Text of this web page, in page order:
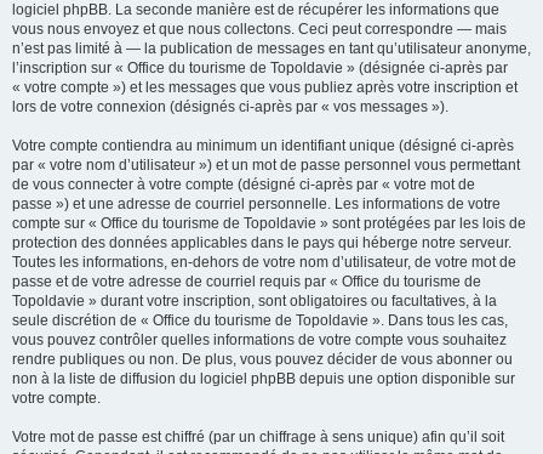
logiciel phpBB. La seconde manière est de récupérer les informations que
vous nous envoyez et que nous collectons. Ceci peut correspondre — mais
n’est pas limité à — la publication de messages en tant qu’utilisateur anonyme,
l’inscription sur « Office du tourisme de Topoldavie » (désignée ci-après par
« votre compte ») et les messages que vous publiez après votre inscription et
lors de votre connexion (désignés ci-après par « vos messages »).
Votre compte contiendra au minimum un identifiant unique (désigné ci-après
par « votre nom d’utilisateur ») et un mot de passe personnel vous permettant
de vous connecter à votre compte (désigné ci-après par « votre mot de
passe ») et une adresse de courriel personnelle. Les informations de votre
compte sur « Office du tourisme de Topoldavie » sont protégées par les lois de
protection des données applicables dans le pays qui héberge notre serveur.
Toutes les informations, en-dehors de votre nom d’utilisateur, de votre mot de
passe et de votre adresse de courriel requis par « Office du tourisme de
Topoldavie » durant votre inscription, sont obligatoires ou facultatives, à la
seule discrétion de « Office du tourisme de Topoldavie ». Dans tous les cas,
vous pouvez contrôler quelles informations de votre compte vous souhaitez
rendre publiques ou non. De plus, vous pouvez décider de vous abonner ou
non à la liste de diffusion du logiciel phpBB depuis une option disponible sur
votre compte.
Votre mot de passe est chiffré (par un chiffrage à sens unique) afin qu’il soit